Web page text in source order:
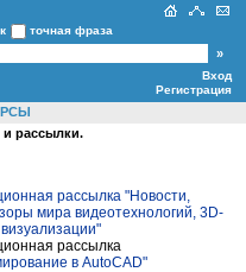
точная фраза
Вход
Регистрация
и рассылки.
рассылка "Новости,
мира видеотехнологий, 3D-
рассылка
в AutoCAD"